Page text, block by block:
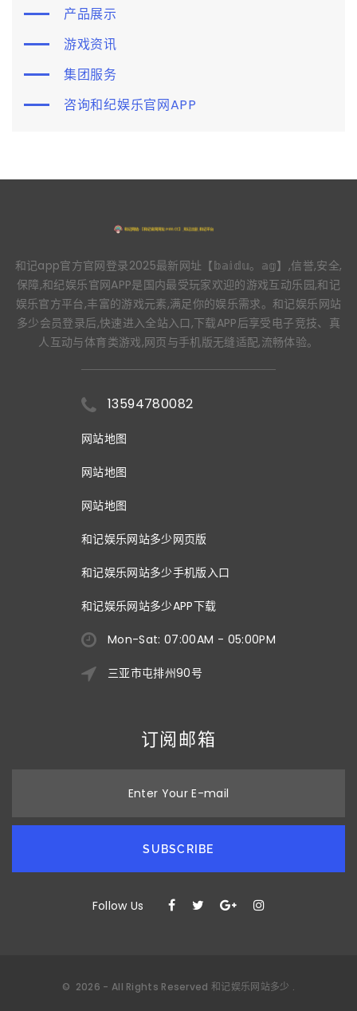
产品展示
游戏资讯
集团服务
咨询和纪娱乐官网APP
和记app官方官网登录2025最新网址【𝕓𝕒𝕚𝕕𝕦。𝕒𝕘】,信誉,安全,
保障,和纪娱乐官网APP是国内最受玩家欢迎的游戏互动乐园,和记
娱乐官方平台,丰富的游戏元素,满足你的娱乐需求。和记娱乐网站
多少会员登录后,快速进入全站入口,下载APP后享受电子竞技、真
人互动与体育类游戏,网页与手机版无缝适配,流畅体验。
13594780082
网站地图
网站地图
网站地图
和记娱乐网站多少网页版
和记娱乐网站多少手机版入口
和记娱乐网站多少APP下载
Mon-Sat: 07:00AM - 05:00PM
三亚市屯排州90号
订阅邮箱
Enter Your E-mail
SUBSCRIBE
Follow Us
© 2026 - All Rights Reserved 和记娱乐网站多少 .